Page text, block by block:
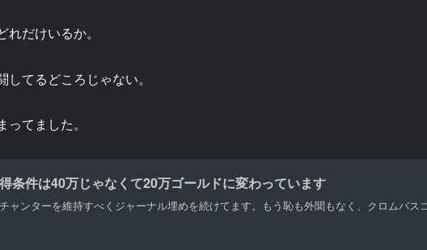
だけいるか。
てるどころじゃない。
てました。
条件は40万じゃなくて20万ゴールドに変わっています
ャンターを維持すべくジャーナル埋めを続けてます。もう恥も外聞もなく、クロムバス